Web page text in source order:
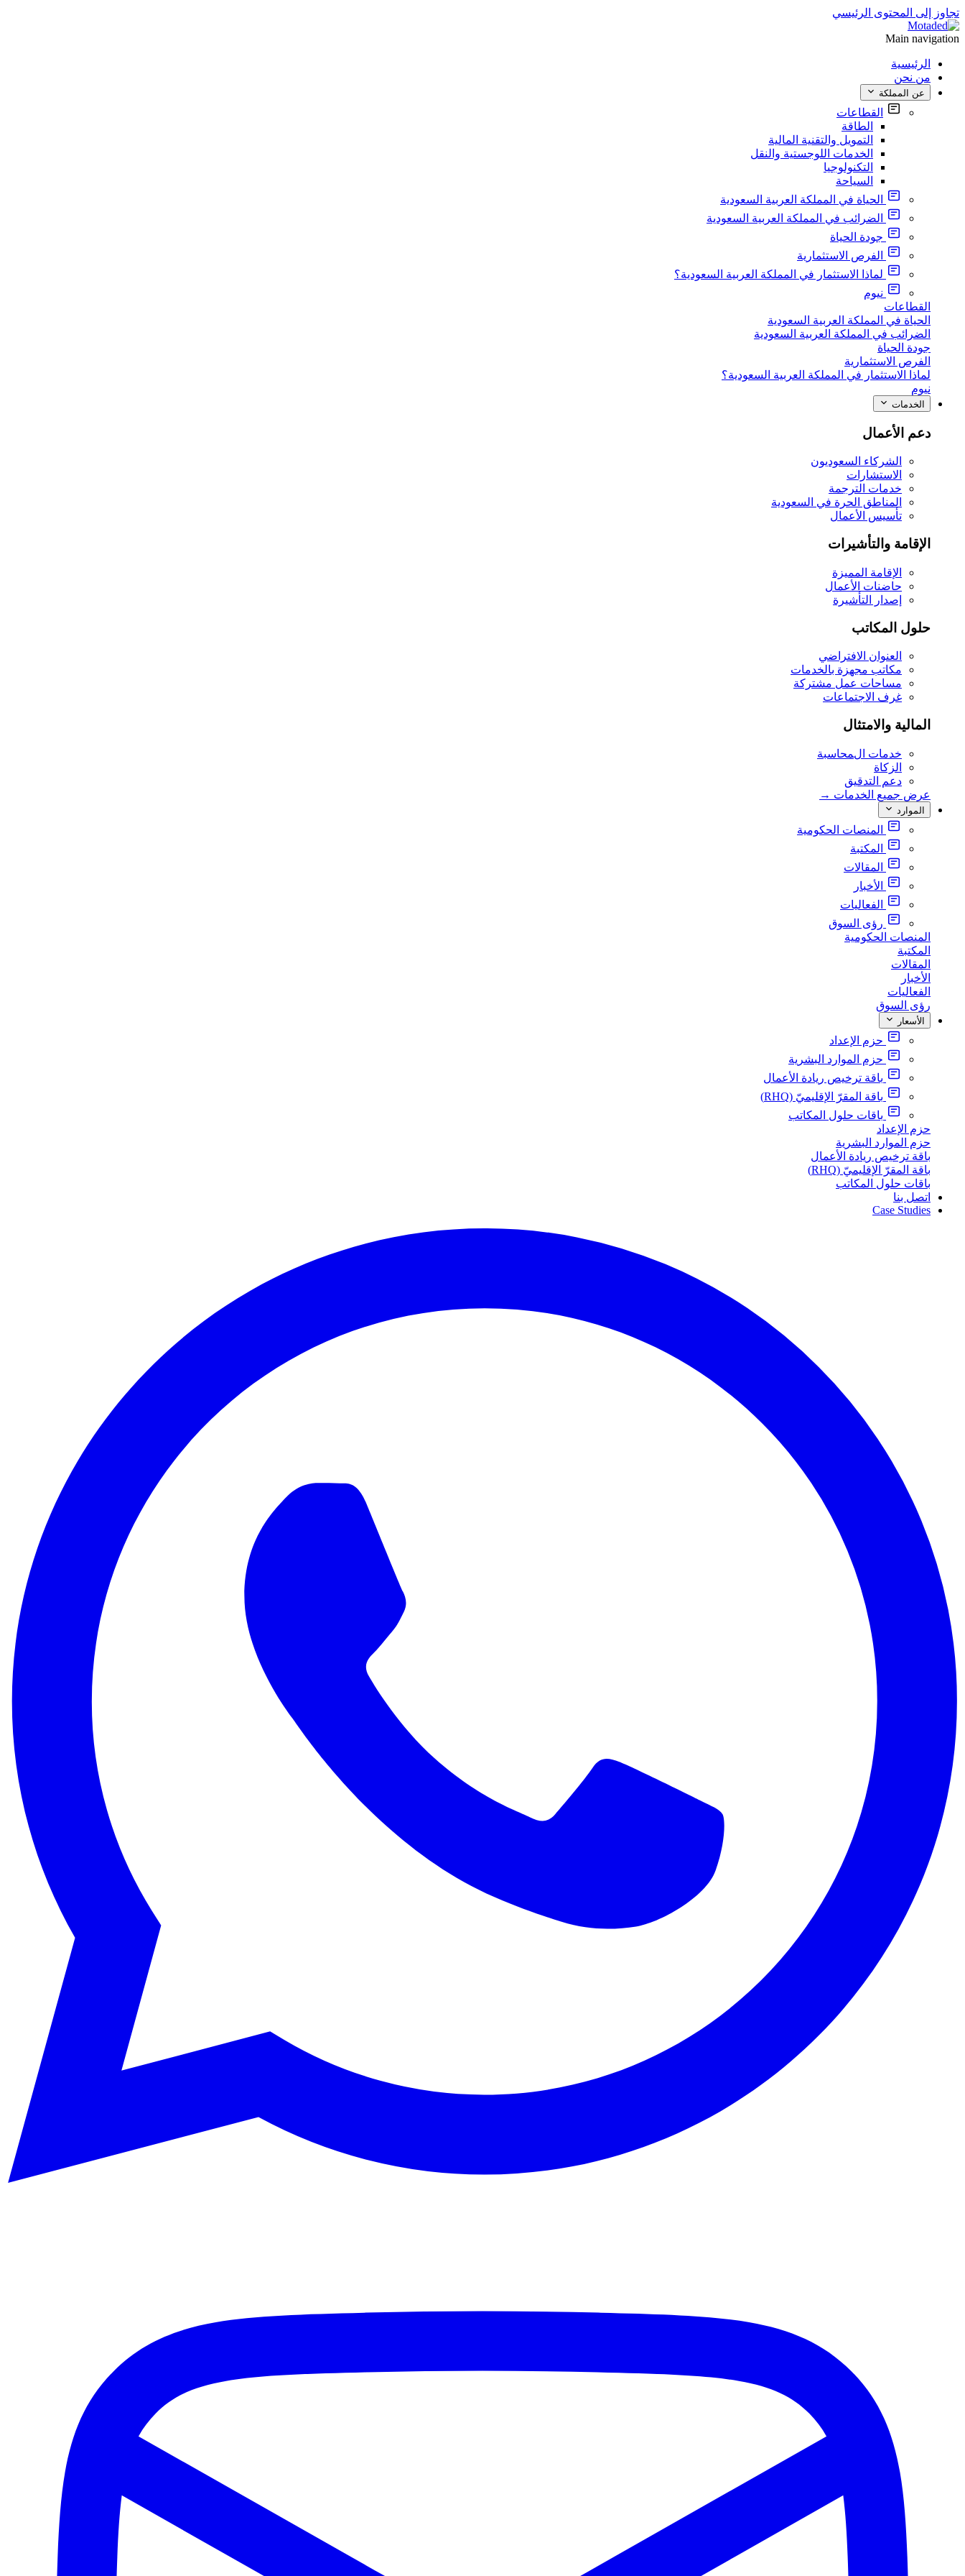
تجاوز إلى المحتوى الرئيسي
Main navigation
الرئيسية
من نحن
عن المملكة
القطاعات
الطاقة
التمويل والتقنية المالية
الخدمات اللوجستية والنقل
التكنولوجيا
السياحة
الحياة في المملكة العربية السعودية
الضرائب في المملكة العربية السعودية
جودة الحياة
الفرص الاستثمارية
لماذا الاستثمار في المملكة العربية السعودية؟
نيوم
القطاعات
الحياة في المملكة العربية السعودية
الضرائب في المملكة العربية السعودية
جودة الحياة
الفرص الاستثمارية
لماذا الاستثمار في المملكة العربية السعودية؟
نيوم
الخدمات
دعم الأعمال
الشركاء السعوديون
الاستشارات
خدمات الترجمة
المناطق الحرة في السعودية
تأسيس الأعمال
الإقامة والتأشيرات
الإقامة المميزة
حاضنات الأعمال
إصدار التأشيرة
حلول المكاتب
العنوان الافتراضي
مكاتب مجهزة بالخدمات
مساحات عمل مشتركة
غرف الاجتماعات
المالية والامتثال
خدمات المحاسبة
الزكاة
دعم التدقيق
عرض جميع الخدمات →
الموارد
المنصات الحكومية
المكتبة
المقالات
الأخبار
الفعاليات
رؤى السوق
المنصات الحكومية
المكتبة
المقالات
الأخبار
الفعاليات
رؤى السوق
الأسعار
حزم الإعداد
حزم الموارد البشرية
باقة ترخيص ريادة الأعمال
باقة المقرّ الإقليميّ (RHQ)
باقات حلول المكاتب
حزم الإعداد
حزم الموارد البشرية
باقة ترخيص ريادة الأعمال
باقة المقرّ الإقليميّ (RHQ)
باقات حلول المكاتب
اتصل بنا
Case Studies